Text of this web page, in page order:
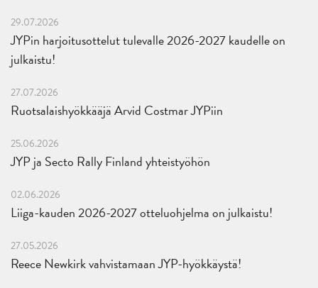
29.07.2026
JYPin harjoitusottelut tulevalle 2026-2027 kaudelle on
julkaistu!
27.07.2026
Ruotsalaishyökkääjä Arvid Costmar JYPiin
25.06.2026
JYP ja Secto Rally Finland yhteistyöhön
02.06.2026
Liiga-kauden 2026-2027 otteluohjelma on julkaistu!
27.05.2026
Reece Newkirk vahvistamaan JYP-hyökkäystä!